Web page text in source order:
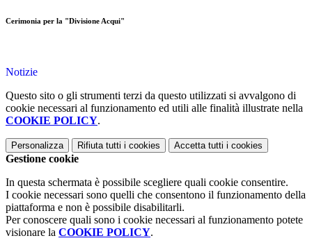
Cerimonia per la "Divisione Acqui"
Notizie
Questo sito o gli strumenti terzi da questo utilizzati si avvalgono di
cookie necessari al funzionamento ed utili alle finalità illustrate nella
COOKIE POLICY.
Personalizza Rifiuta tutti i cookies Accetta tutti i cookies
Gestione cookie
In questa schermata è possibile scegliere quali cookie consentire.
I cookie necessari sono quelli che consentono il funzionamento della
piattaforma e non è possibile disabilitarli.
Per conoscere quali sono i cookie necessari al funzionamento potete
visionare la COOKIE POLICY.